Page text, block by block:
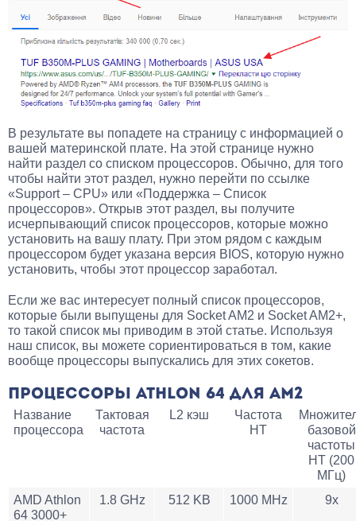
В результате вы попадете на страницу с информацией о
вашей материнской плате. На этой странице нужно
найти раздел со списком процессоров. Обычно, для того
чтобы найти этот раздел, нужно перейти по ссылке
«Support – CPU» или «Поддержка – Список
процессоров». Открыв этот раздел, вы получите
исчерпывающий список процессоров, которые можно
установить на вашу плату. При этом рядом с каждым
процессором будет указана версия BIOS, которую нужно
установить, чтобы этот процессор заработал.
Если же вас интересует полный список процессоров,
которые были выпущены для Socket AM2 и Socket AM2+,
то такой список мы приводим в этой статье. Используя
наш список, вы можете сориентироваться в том, какие
вообще процессоры выпускались для этих сокетов.
ПРОЦЕССОРЫ ATHLON 64 ДЛЯ AM2
Название
процессора
Тактовая
частота
L2 кэш
Частота
HT
базовой
частоты
HT (200
МГц)
AMD Athlon
64 3000+
1.8 GHz 512 KB 1000 MHz 9x